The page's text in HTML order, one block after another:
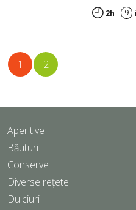
2h 9
1 2
Aperitive
Băuturi
Conserve
Diverse rețete
Dulciuri